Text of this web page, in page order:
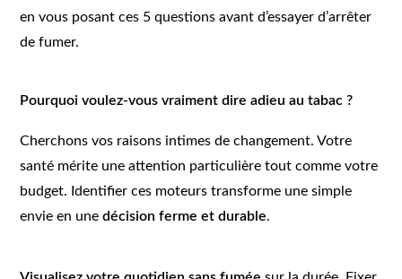
en vous posant ces 5 questions avant d’essayer d’arrêter
de fumer.
Pourquoi voulez-vous vraiment dire adieu au tabac ?
Cherchons vos raisons intimes de changement. Votre
santé mérite une attention particulière tout comme votre
budget. Identifier ces moteurs transforme une simple
envie en unedécision ferme et durable.